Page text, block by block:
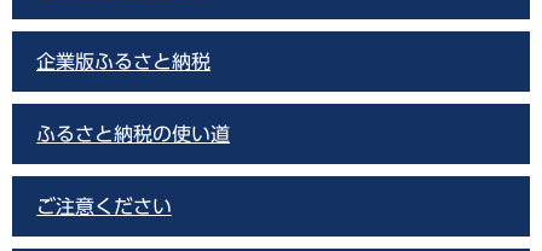
企業版ふるさと納税
ふるさと納税の使い道
ご注意ください